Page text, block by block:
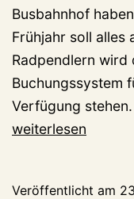
Busbahnhof
Frühjahr soll alles
Radpendlern wird
Buchungssystem
Verfügung
weiterlesen
Veröffentlicht am